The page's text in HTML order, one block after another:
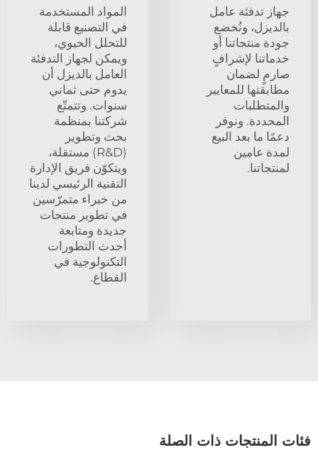
جهاز تدفئة عامل
بالديزل، ونُخضع
جودة منتجاتنا أو
خدماتنا لإشرافٍ
صارمٍ لضمان
مطابقتها للمعايير
والمتطلبات
المحددة. ونوفر
دعمًا ما بعد البيع
لمدة عامين
لمنتجاتنا.
المواد المستخدمة
في التصنيع قابلة
للتحلل الحيوي،
ويمكن لجهاز التدفئة
العامل بالديزل أن
يدوم حتى ثماني
سنوات. وتتمتّع
شركتنا بمنظمة
بحث وتطوير
(R&D) مستقلة،
ويتكوّن فريق الإدارة
التقنية الرئيسي لدينا
من خبراء متمرّسين
في تطوير منتجات
جديدة ومتابعة
أحدث التطورات
التكنولوجية في
القطاع.
فئات المنتجات ذات الصلة